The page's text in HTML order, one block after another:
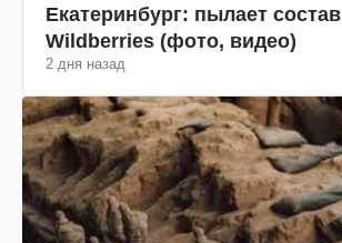
Екатеринбург: пылает состав
Wildberries (фото, видео)
2 дня назад